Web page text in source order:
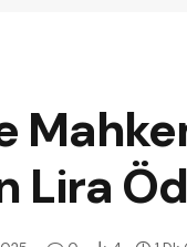
Lira